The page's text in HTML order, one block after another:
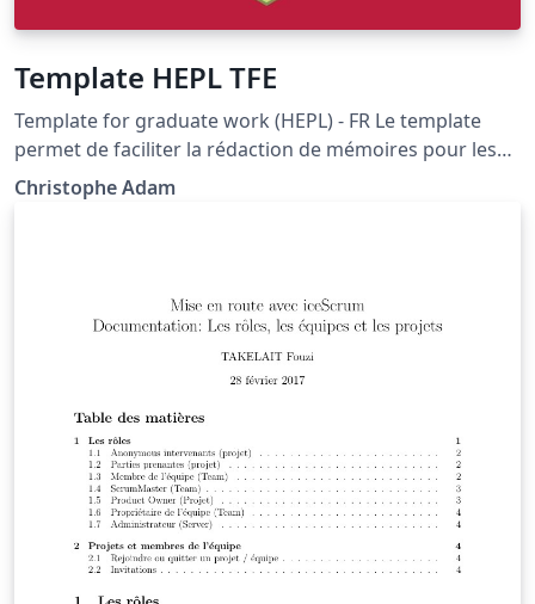
Template HEPL TFE
Template for graduate work (HEPL) - FR Le template
permet de faciliter la rédaction de mémoires pour les
étudiants de master. Elle fournit également des
exemples en LaTeX pour faciliter l'apprentissage et
Christophe Adam